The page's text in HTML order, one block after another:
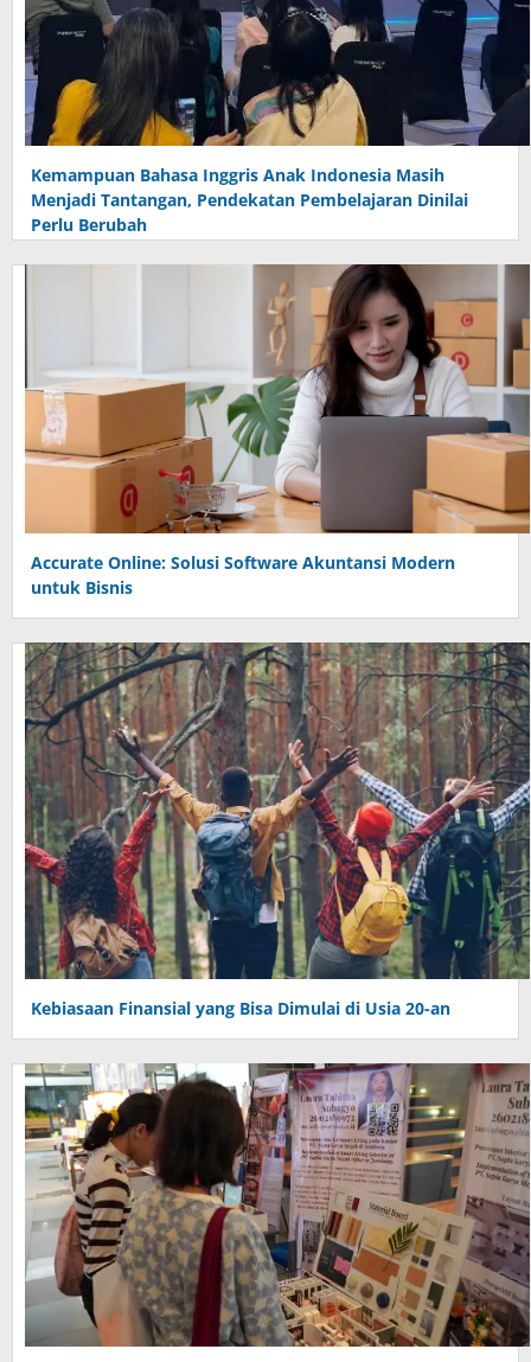
Kemampuan Bahasa Inggris Anak Indonesia Masih
Menjadi Tantangan, Pendekatan Pembelajaran Dinilai
Perlu Berubah
Accurate Online: Solusi Software Akuntansi Modern
untuk Bisnis
Kebiasaan Finansial yang Bisa Dimulai di Usia 20-an